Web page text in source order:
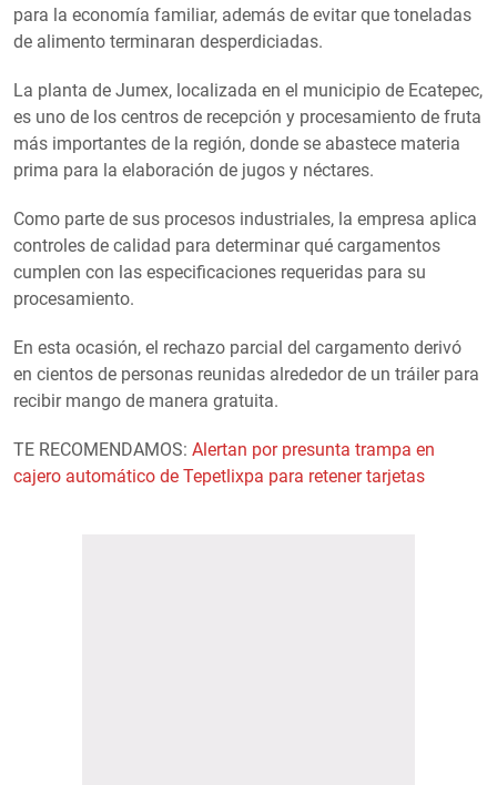
para la economía familiar, además de evitar que toneladas
de alimento terminaran desperdiciadas.
La planta de Jumex, localizada en el municipio de Ecatepec,
es uno de los centros de recepción y procesamiento de fruta
más importantes de la región, donde se abastece materia
prima para la elaboración de jugos y néctares.
Como parte de sus procesos industriales, la empresa aplica
controles de calidad para determinar qué cargamentos
cumplen con las especificaciones requeridas para su
procesamiento.
En esta ocasión, el rechazo parcial del cargamento derivó
en cientos de personas reunidas alrededor de un tráiler para
recibir mango de manera gratuita.
TE RECOMENDAMOS: Alertan por presunta trampa en
cajero automático de Tepetlixpa para retener tarjetas